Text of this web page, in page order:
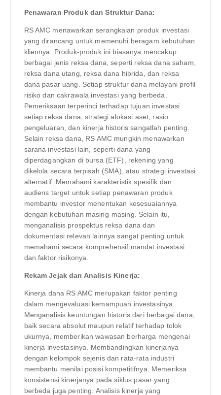
Penawaran Produk dan Struktur Dana:
RS AMC menawarkan serangkaian produk investasi
yang dirancang untuk memenuhi beragam kebutuhan
kliennya. Produk-produk ini biasanya mencakup
berbagai jenis reksa dana, seperti reksa dana saham,
reksa dana utang, reksa dana hibrida, dan reksa
dana pasar uang. Setiap struktur dana melayani profil
risiko dan cakrawala investasi yang berbeda.
Pemeriksaan terperinci terhadap tujuan investasi
setiap reksa dana, strategi alokasi aset, rasio
pengeluaran, dan kinerja historis sangatlah penting.
Selain reksa dana, RS AMC mungkin menawarkan
sarana investasi lain, seperti dana yang
diperdagangkan di bursa (ETF), rekening yang
dikelola secara terpisah (SMA), atau strategi investasi
alternatif. Memahami karakteristik spesifik dan
audiens target untuk setiap penawaran produk
membantu investor menentukan kesesuaiannya
dengan kebutuhan masing-masing. Selain itu,
menganalisis prospektus reksa dana dan
dokumentasi relevan lainnya sangat penting untuk
memahami secara komprehensif mandat investasi
dan faktor risikonya.
Rekam Jejak dan Analisis Kinerja:
Kinerja dana RS AMC merupakan faktor penting
dalam mengevaluasi kemampuan investasinya.
Menganalisis keuntungan historis dari berbagai dana,
baik secara absolut maupun relatif terhadap tolok
ukurnya, memberikan wawasan berharga mengenai
kinerja investasinya. Membandingkan kinerjanya
dengan kelompok sejenis dan rata-rata industri
membantu menilai posisi kompetitifnya. Memeriksa
konsistensi kinerjanya pada siklus pasar yang
berbeda juga penting. Analisis kinerja yang